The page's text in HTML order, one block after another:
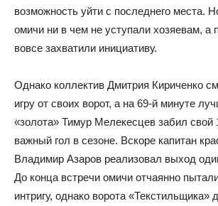
возможность уйти с последнего места.
омичи ни в чем не уступали хозяевам, а
вовсе захватили инициативу.
Однако коллектив Дмитрия Кириченко
игру от своих ворот, а на 69-й минуте
«золота» Тимур Мелекесцев забил свой
важный гол в сезоне. Вскоре капитан
Владимир Азаров реализовал выход
До конца встречи омичи отчаянно
интригу, однако ворота «Текстильщика»